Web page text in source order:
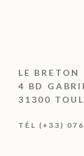
LE BRETON
4 BD
31300
TÉL (+33)